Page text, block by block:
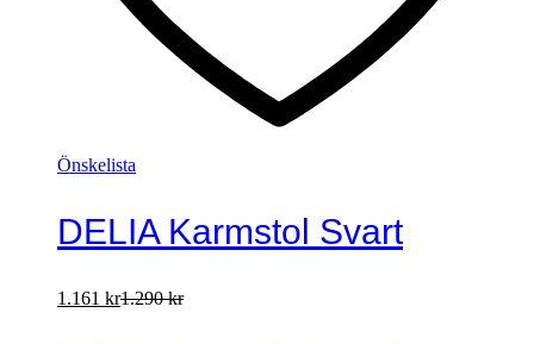
Önskelista
DELIA Karmstol Svart
1.161 kr1.290kr